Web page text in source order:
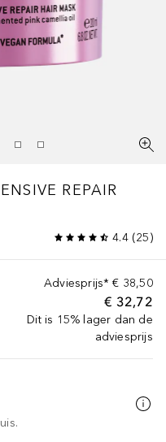
REPAIR
4.4(25)
Adviesprijs* € 38,50
€ 32,72
Dit is 15% lager dan de
adviesprijs